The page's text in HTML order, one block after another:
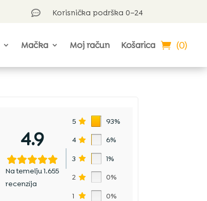
 Korisnička podrška 0–24
Mačka Moj račun Košarica (0)
4.9
Na temelju 1.655
recenzija
5 93%
4 6%
3 1%
2 0%
1 0%